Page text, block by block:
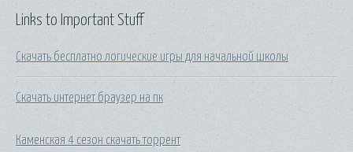
Links to Important Stuff
Скачать бесплатно логические игры для начальной школы
Скачать интернет браузер на пк
Каменская 4 сезон скачать торрент